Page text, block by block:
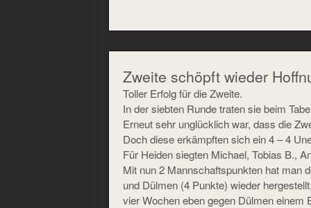
Zweite schöpft wieder
Toller Erfolg für die Zweite.
In der siebten Runde traten sie beim
Erneut sehr unglücklich war, dass die
Doch diese erkämpften sich ein 4 – 4
Für Heiden siegten Michael, Tobias B.,
Mit nun 2 Mannschaftspunkten hat man
und Dülmen (4 Punkte) wieder
vier Wochen eben gegen Dülmen einem